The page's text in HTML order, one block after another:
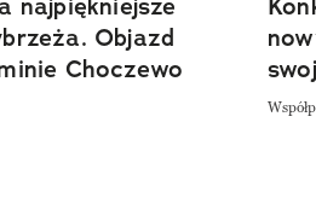
najpiękniejsze
Objazd
Choczewo